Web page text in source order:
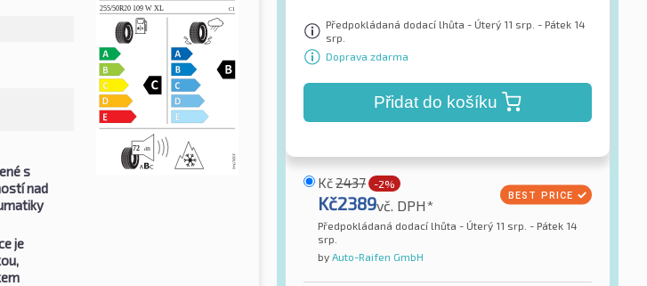
s
nad
je
Předpokládaná dodací lhůta - Úterý 11 srp. - Pátek 14
srp.
Doprava zdarma
Přidat do košíku
Kč2437 -2%
Kč2389vč. DPH*
Předpokládaná dodací lhůta - Úterý 11 srp. - Pátek 14
srp.
by Auto-Raifen GmbH